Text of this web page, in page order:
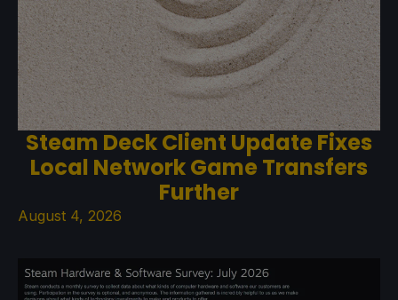
Steam Deck Client Update Fixes
Local Network Game Transfers
Further
August 4, 2026